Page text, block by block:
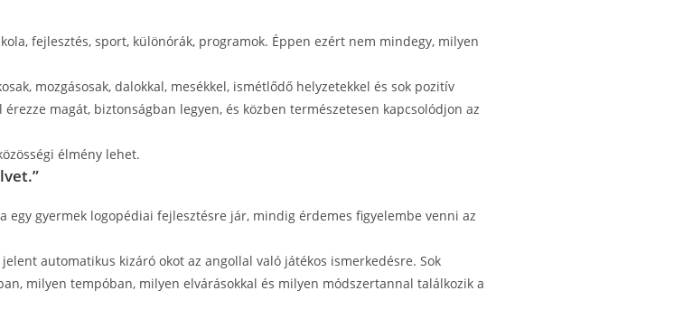
fejlesztés, sport, különórák, programok. Éppen ezért nem mindegy, milyen
mozgásosak, dalokkal, mesékkel, ismétlődő helyzetekkel és sok pozitív
magát, biztonságban legyen, és közben természetesen kapcsolódjon az
élmény lehet.
egy gyermek logopédiai fejlesztésre jár, mindig érdemes figyelembe venni az
automatikus kizáró okot az angollal való játékos ismerkedésre. Sok
milyen tempóban, milyen elvárásokkal és milyen módszertannal találkozik a